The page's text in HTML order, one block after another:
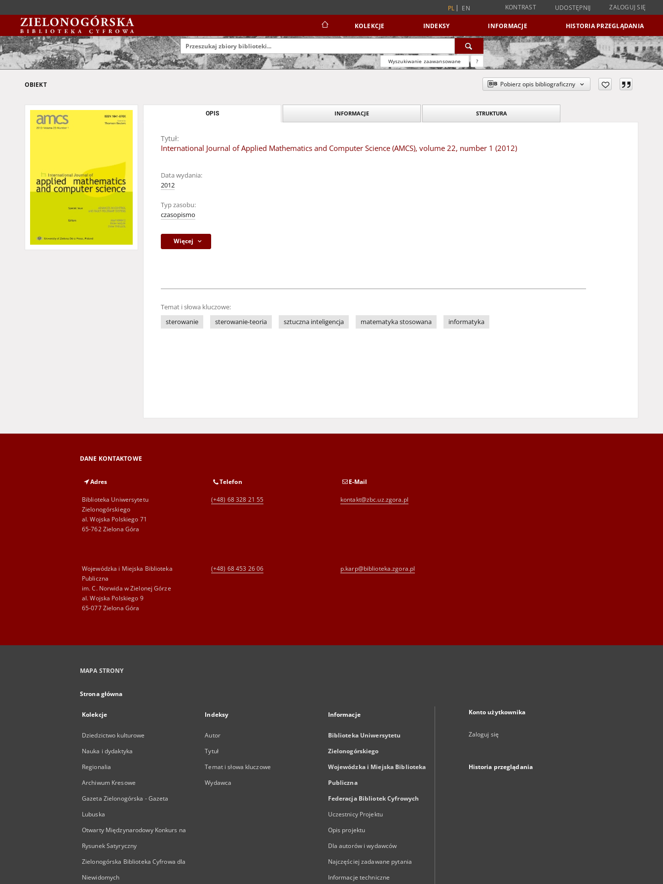
PL EN KONTRAST UDOSTĘPNIJ ZALOGUJ SIĘ
KOLEKCJE INDEKSY INFORMACJE HISTORIA PRZEGLĄDANIA
Wyszukiwanie zaawansowane ?
OBIEKT Pobierz opis bibliograficzny
OPIS INFORMACJE STRUKTURA
Tytuł:
International Journal of Applied Mathematics and Computer Science (AMCS), volume 22, number 1 (2012)
Data wydania:
2012
Typ zasobu:
czasopismo
Więcej
Temat i słowa kluczowe:
sterowanie
sterowanie-teoria sztuczna inteligencja matematyka stosowana informatyka
DANE KONTAKTOWE
Adres
Biblioteka Uniwersytetu
Zielonogórskiego
al. Wojska Polskiego 71
65-762 Zielona Góra
Telefon
(+48) 68 328 21 55
E-Mail
kontakt@zbc.uz.zgora.pl
Wojewódzka i Miejska Biblioteka
Publiczna
im. C. Norwida w Zielonej Górze
al. Wojska Polskiego 9
65-077 Zielona Góra
(+48) 68 453 26 06 p.karp@biblioteka.zgora.pl
MAPA STRONY
Strona główna
Kolekcje
Dziedzictwo kulturowe
Nauka i dydaktyka
Regionalia
Archiwum Kresowe
Gazeta Zielonogórska - Gazeta
Lubuska
Otwarty Międzynarodowy Konkurs na
Rysunek Satyryczny
Zielonogórska Biblioteka Cyfrowa dla
Niewidomych
Indeksy
Autor
Tytuł
Temat i słowa kluczowe
Wydawca
Informacje
Biblioteka Uniwersytetu
Zielonogórskiego
Wojewódzka i Miejska Biblioteka
Publiczna
Federacja Bibliotek Cyfrowych
Uczestnicy Projektu
Opis projektu
Dla autorów i wydawców
Najczęściej zadawane pytania
Informacje techniczne
Konto użytkownika
Zaloguj się
Historia przeglądania